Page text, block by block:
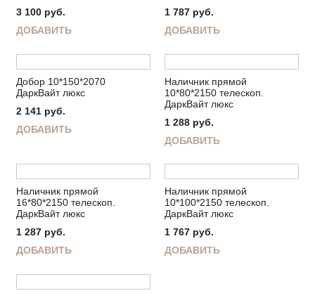
3 100 руб.
ДОБАВИТЬ
1 787 руб.
ДОБАВИТЬ
Добор 10*150*2070
ДаркВайт люкс
2 141 руб.
ДОБАВИТЬ
Наличник прямой
10*80*2150 телескоп.
ДаркВайт люкс
1 288 руб.
ДОБАВИТЬ
Наличник прямой
16*80*2150 телескоп.
ДаркВайт люкс
1 287 руб.
ДОБАВИТЬ
Наличник прямой
10*100*2150 телескоп.
ДаркВайт люкс
1 767 руб.
ДОБАВИТЬ